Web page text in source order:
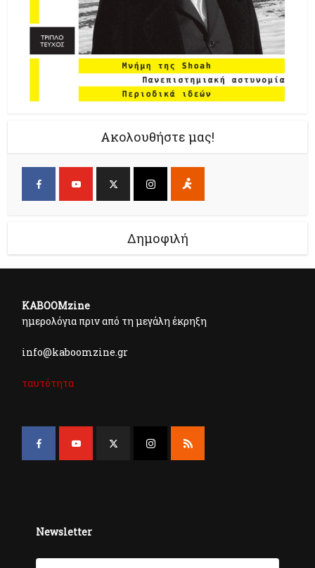
Ακολουθήστε μας!
Δημοφιλή
KABOOMzine
ημερολόγια πριν από τη μεγάλη έκρηξη
info@kaboomzine.gr
ταυτότητα
Newsletter